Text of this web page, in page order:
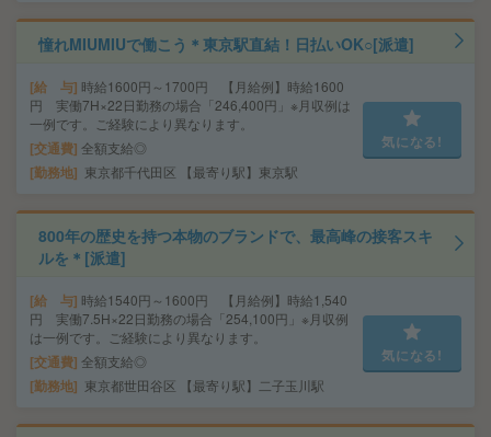
憧れMIUMIUで働こう＊東京駅直結！日払いOK○[派遣]
給 与 時給1600円～1700円 【月給例】時給1600
円 実働7H×22日勤務の場合「246,400円」※月収例は
一例です。ご経験により異なります。
交通費 全額支給◎
勤務地 東京都千代田区 【最寄り駅】東京駅
気になる!
800年の歴史を持つ本物のブランドで、最高峰の接客スキ
ルを＊[派遣]
給 与 時給1540円～1600円 【月給例】時給1,540
円 実働7.5H×22日勤務の場合「254,100円」※月収例
は一例です。ご経験により異なります。
交通費 全額支給◎
勤務地 東京都世田谷区 【最寄り駅】二子玉川駅
気になる!